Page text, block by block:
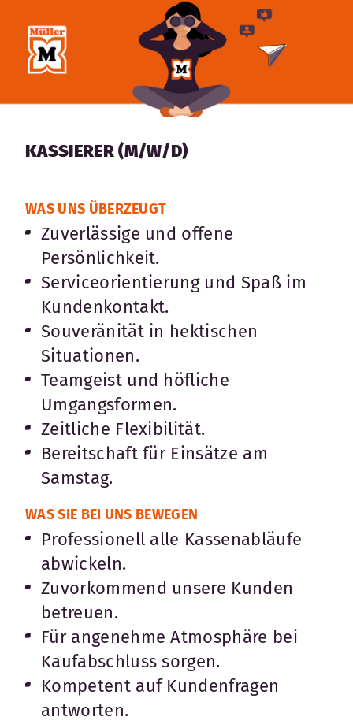
KASSIERER (M/W/D)
WAS UNS ÜBERZEUGT
Zuverlässige und offene
Persönlichkeit.
Serviceorientierung und Spaß im
Kundenkontakt.
Souveränität in hektischen
Situationen.
Teamgeist und höfliche
Umgangsformen.
Zeitliche Flexibilität.
Bereitschaft für Einsätze am
Samstag.
WAS SIE BEI UNS BEWEGEN
Professionell alle Kassenabläufe
abwickeln.
Zuvorkommend unsere Kunden
betreuen.
Für angenehme Atmosphäre bei
Kaufabschluss sorgen.
Kompetent auf Kundenfragen
antworten.